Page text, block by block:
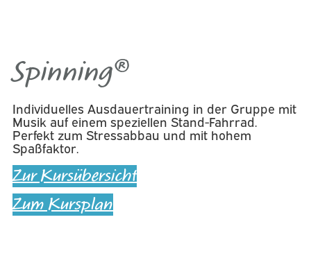
Spinning®
Individuelles Ausdauertraining in der Gruppe mit
Musik auf einem speziellen Stand-Fahrrad.
Perfekt zum Stressabbau und mit hohem
Spaßfaktor.
Zur Kursübersicht
Zum Kursplan